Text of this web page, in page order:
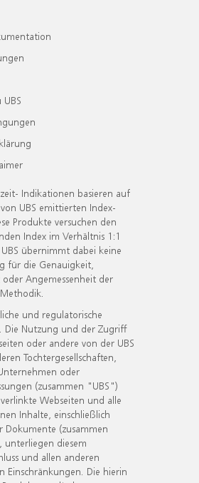
Indikationen basieren auf
UBS emittierten Index-
Produkte versuchen den
Index im Verhältnis 1:1
übernimmt dabei keine
für die Genauigkeit,
Angemessenheit der
und regulatorische
Die Nutzung und der Zugriff
oder andere von der UBS
Tochtergesellschaften,
oder
(zusammen "UBS")
Webseiten und alle
Inhalte, einschließlich
Dokumente (zusammen
diesem
und allen anderen
Einschränkungen. Die hierin